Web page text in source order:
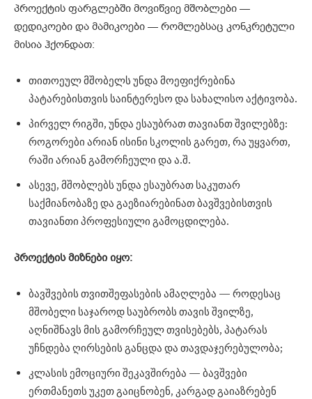
პროექტის ფარგლებში მოვიწვიე მშობლები —
დედიკოები და მამიკოები — რომლებსაც კონკრეტული
მისია ჰქონდათ:
თითოეულ მშობელს უნდა მოეფიქრებინა
პატარებისთვის საინტერესო და სახალისო აქტივობა.
პირველ რიგში, უნდა ესაუბრათ თავიანთ შვილებზე:
როგორები არიან ისინი სკოლის გარეთ, რა უყვართ,
რაში არიან გამორჩეული და ა.შ.
ასევე, მშობლებს უნდა ესაუბრათ საკუთარ
საქმიანობაზე და გაეზიარებინათ ბავშვებისთვის
თავიანთი პროფესიული გამოცდილება.
პროექტის მიზნები იყო:
ბავშვების თვითშეფასების ამაღლება — როდესაც
მშობელი საჯაროდ საუბრობს თავის შვილზე,
აღნიშნავს მის გამორჩეულ თვისებებს, პატარას
უჩნდება ღირსების განცდა და თავდაჯერებულობა;
კლასის ემოციური შეკავშირება — ბავშვები
ერთმანეთს უკეთ გაიცნობენ, კარგად გაიაზრებენ